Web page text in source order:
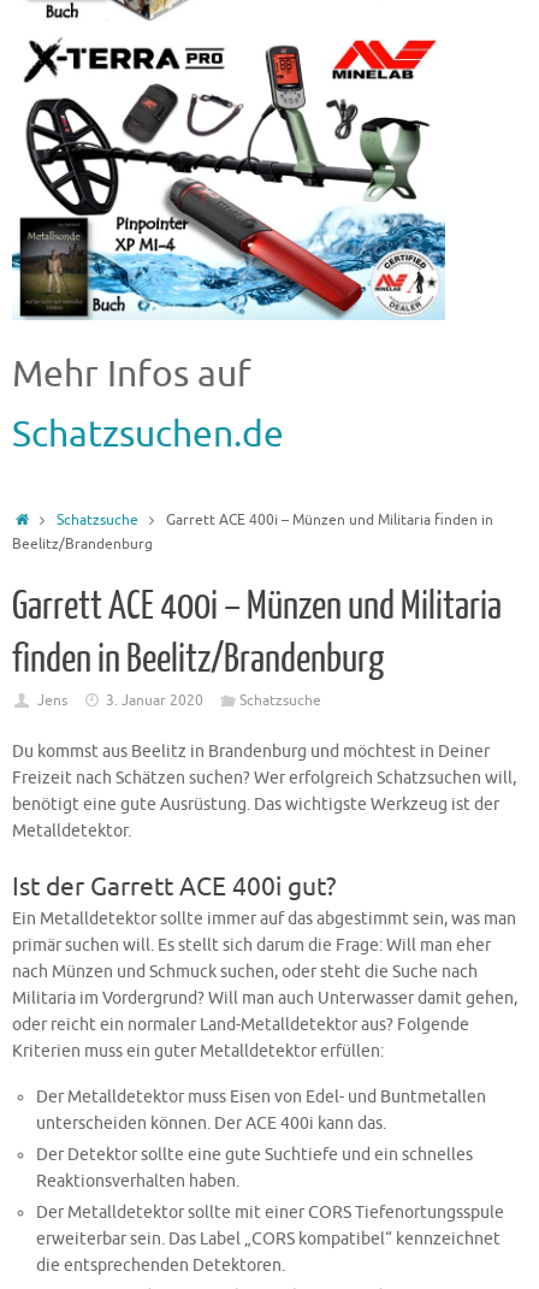
Mehr Infos auf
Schatzsuchen.de
Schatzsuche
Garrett ACE 400i – Münzen und Militaria finden in
Beelitz/Brandenburg
Garrett ACE 400i – Münzen und Militaria
finden in Beelitz/Brandenburg
Jens 3. Januar 2020 Schatzsuche
Du kommst aus Beelitz in Brandenburg und möchtest in Deiner
Freizeit nach Schätzen suchen? Wer erfolgreich Schatzsuchen will,
benötigt eine gute Ausrüstung. Das wichtigste Werkzeug ist der
Metalldetektor.
Ist der Garrett ACE 400i gut?
Ein Metalldetektor sollte immer auf das abgestimmt sein, was man
primär suchen will. Es stellt sich darum die Frage: Will man eher
nach Münzen und Schmuck suchen, oder steht die Suche nach
Militaria im Vordergrund? Will man auch Unterwasser damit gehen,
oder reicht ein normaler Land-Metalldetektor aus? Folgende
Kriterien muss ein guter Metalldetektor erfüllen:
Der Metalldetektor muss Eisen von Edel- und Buntmetallen
unterscheiden können. Der ACE 400i kann das.
Der Detektor sollte eine gute Suchtiefe und ein schnelles
Reaktionsverhalten haben.
Der Metalldetektor sollte mit einer CORS Tiefenortungsspule
erweiterbar sein. Das Label „CORS kompatibel“ kennzeichnet
die entsprechenden Detektoren.